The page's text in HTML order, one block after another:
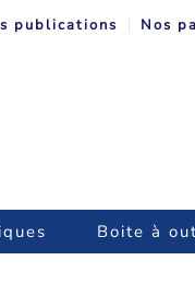
publications Nos
Boite à